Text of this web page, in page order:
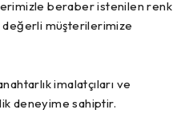
beraber istenilen renk
değerli müşterilerimize
imalatçıları ve
deneyime sahiptir.